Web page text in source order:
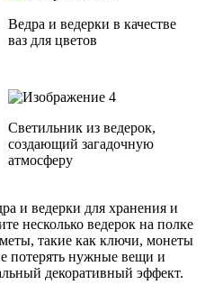
Ведра и ведерки в качестве
ваз для цветов
Светильник из ведерок,
создающий загадочную
атмосферу
и ведерки для хранения и
несколько ведерок на полке
такие как ключи, монеты
потерять нужные вещи и
декоративный эффект.